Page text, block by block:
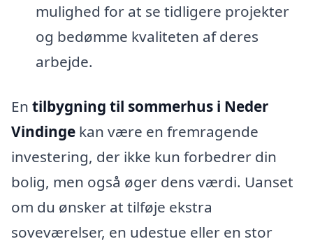
mulighed for at se tidligere projekter
og bedømme kvaliteten af deres
arbejde.
En tilbygning til sommerhus i Neder
Vindinge kan være en fremragende
investering, der ikke kun forbedrer din
bolig, men også øger dens værdi. Uanset
om du ønsker at tilføje ekstra
soveværelser, en udestue eller en stor